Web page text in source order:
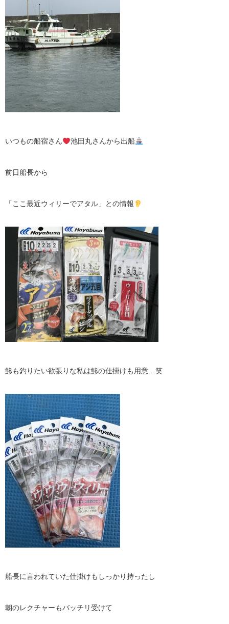
いつもの船宿さん 池田丸さんから出船
前日船長から
「ここ最近ウィリーでアタル」との情報
鯵も釣りたい欲張りな私は鯵の仕掛けも用意…笑
船長に言われていた仕掛けもしっかり持ったし
朝のレクチャーもバッチリ受けて